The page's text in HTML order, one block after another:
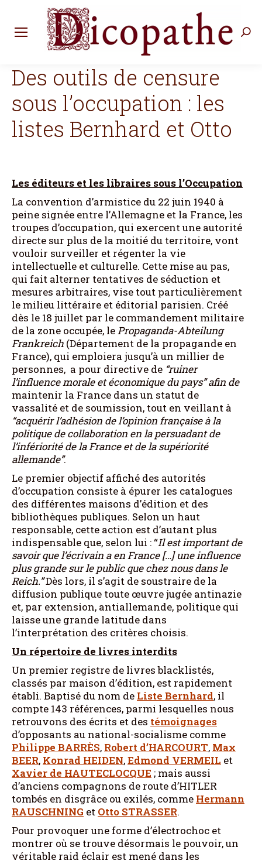
Des outils de censure
sous l’occupation : les
listes Bernhard et Otto
Les éditeurs et les libraires sous l’Occupation
La convention d’armistice du 22 juin 1940 à
peine signée entre l’Allemagne et la France, les
troupes d’occupation, qui exercent une autorité
directe sur plus de la moitié du territoire, vont
vouloir surveiller et régenter la vie
intellectuelle et culturelle. Cette mise au pas,
qui fait alterner tentatives de séduction et
mesures arbitraires, vise tout particulièrement
le milieu littéraire et éditorial parisien. Créé
dès le 18 juillet par le commandement militaire
de la zone occupée, lePropaganda-Abteilung
Frankreich (Département de la propagande en
France), qui emploiera jusqu’à un millier de
personnes, a pour directive de “ruiner
l’influence morale et économique du pays”afin de
maintenir la France dans un statut de
vassalité et de soumission, tout en veillant à
“acquérir l’adhésion de l’opinion française à la
politique de collaboration en la persuadant de
l’infériorité de la France et de la supériorité
allemande”.
Le premier objectif affiché des autorités
d’occupation consiste à épurer les catalogues
des différentes maisons d’édition et des
bibliothèques publiques. Selon un haut
responsable, cette action est d’autant plus
indispensable que, selon lui : “Il est important de
savoir que l’écrivain a en France […] une influence
plus grande sur le public que chez nous dans le
Reich.”Dès lors, il s’agit de soustraire de la
diffusion publique toute œuvre jugée antinazie
et, par extension, antiallemande, politique qui
laisse une grande latitude dans
l’interprétation des critères choisis.
Un répertoire de livres interdits
Un premier registre de livres blacklistés,
classés par maison d’édition, est rapidement
établi. Baptisé du nom de Liste Bernhard, il
compte 143 références, parmi lesquelles nous
retrouvons des écrits et des témoignages
d’opposants au national-socialisme comme
Philippe BARRÈS, Robert d’HARCOURT, Max
BEER, Konrad HEIDEN,Edmond VERMEIL et
Xavier de HAUTECLOCQUE ; mais aussi
d’anciens compagnons de route d’HITLER
tombés en disgrâce ou exilés, comme Hermann
RAUSCHNING et Otto STRASSER.
Pour provoquer une forme d’électrochoc et
montrer où se trouve désormais le pouvoir, un
véritable raid éclair est mené dans les